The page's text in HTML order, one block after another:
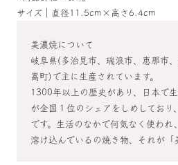
サイズ｜直径11.5cm×高さ6.4cm
美濃焼について
岐阜県(多治見市、瑞浪市、恵那市
嵩町)で主に生産されています。
1300年以上の歴史があり、日本で
が全国１位のシェアをしめしており
です。生活のなかで何気なく使われ
溶け込んでいるの焼き物、それが「